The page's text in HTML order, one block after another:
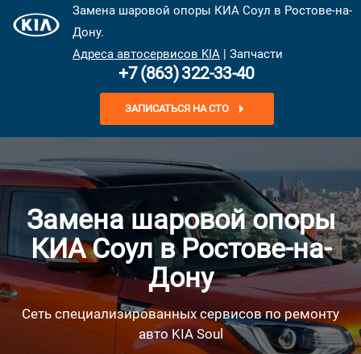
Замена шаровой опоры КИА Соул в Ростове-на-
Дону.
Адреса автосервисов KIA | Запчасти
+7 (863) 322-33-40
ЗАПИСАТЬСЯ НА СТО
Замена шаровой опоры
КИА Соул в Ростове-на-
Дону
Сеть специализированных сервисов по ремонту
авто KIA Soul